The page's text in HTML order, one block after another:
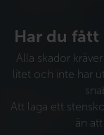
Har du
Alla skador
litet och inte har
Att laga ett
än